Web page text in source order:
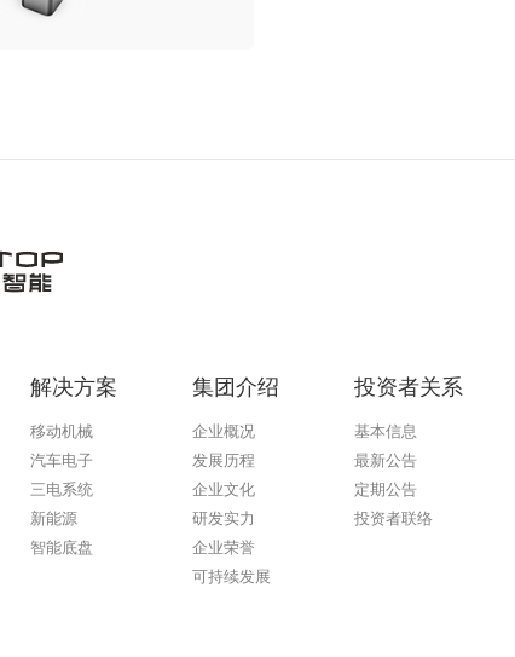
解决方案
移动机械
汽车电子
三电系统
新能源
智能底盘
集团介绍
企业概况
发展历程
企业文化
研发实力
企业荣誉
可持续发展
投资者关系
基本信息
最新公告
定期公告
投资者联络